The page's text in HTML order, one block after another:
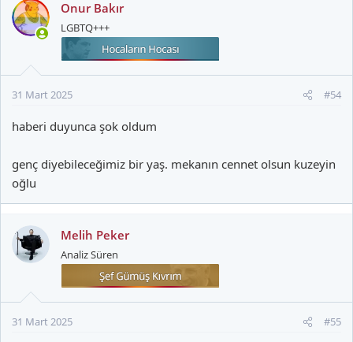
i
l
Onur Bakır
LGBTQ+++
31 Mart 2025 #54
haberi duyunca şok oldum
genç diyebileceğimiz bir yaş. mekanın cennet olsun kuzeyin
oğlu
Melih Peker
Analiz Süren
31 Mart 2025 #55